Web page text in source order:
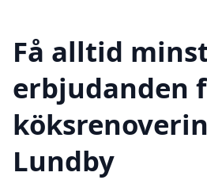
Få alltid
erbjudanden
Lundby